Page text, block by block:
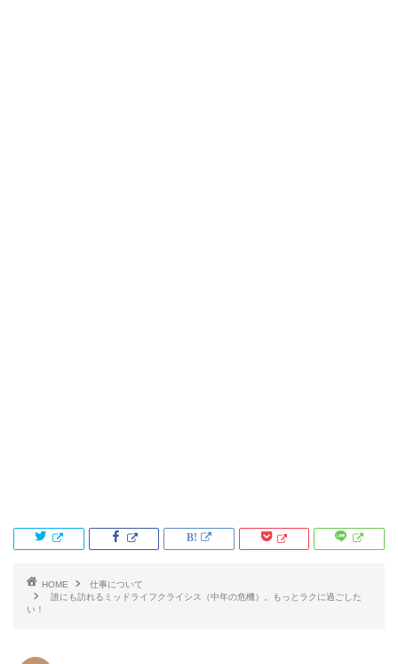
HOME
仕事について
誰にも訪れるミッドライフクライシス（中年の危機）。もっとラクに過ごした
い！